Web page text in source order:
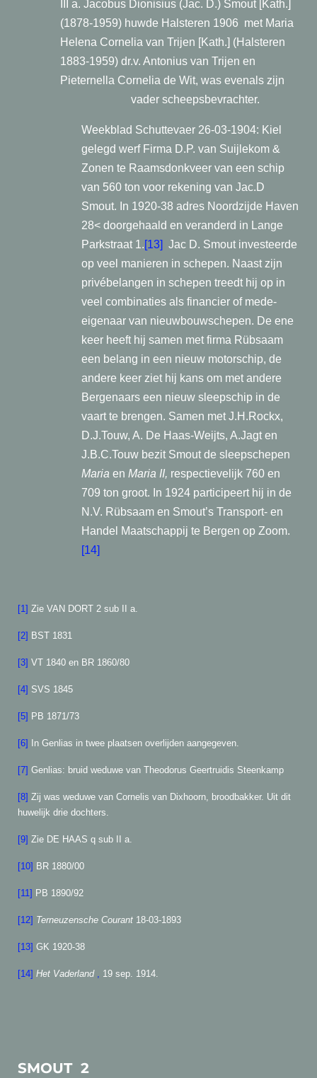
III a. Jacobus Dionisius (Jac. D.) Smout [Kath.]
(1878-1959) huwde Halsteren 1906 met Maria
Helena Cornelia van Trijen [Kath.] (Halsteren
1883-1959) dr.v. Antonius van Trijen en
Pieternella Cornelia de Wit, was evenals zijn
vader scheepsbevrachter.
Weekblad Schuttevaer 26-03-1904: Kiel
gelegd werf Firma D.P. van Suijlekom &
Zonen te Raamsdonkveer van een schip
van 560 ton voor rekening van Jac.D
Smout. In 1920-38 adres Noordzijde Haven
28< doorgehaald en veranderd in Lange
Parkstraat 1.[13] Jac D. Smout investeerde
op veel manieren in schepen. Naast zijn
privébelangen in schepen treedt hij op in
veel combinaties als financier of mede-
eigenaar van nieuwbouwschepen. De ene
keer heeft hij samen met firma Rübsaam
een belang in een nieuw motorschip, de
andere keer ziet hij kans om met andere
Bergenaars een nieuw sleepschip in de
vaart te brengen. Samen met J.H.Rockx,
D.J.Touw, A. De Haas-Weijts, A.Jagt en
J.B.C.Touw bezit Smout de sleepschepen
Maria en Maria II, respectievelijk 760 en
709 ton groot. In 1924 participeert hij in de
N.V. Rübsaam en Smout’s Transport- en
Handel Maatschappij te Bergen op Zoom.
[14]
[1] Zie VAN DORT 2 sub II a.
[2] BST 1831
[3] VT 1840 en BR 1860/80
[4] SVS 1845
[5] PB 1871/73
[6] In Genlias in twee plaatsen overlijden aangegeven.
[7] Genlias: bruid weduwe van Theodorus Geertruidis Steenkamp
[8] Zij was weduwe van Cornelis van Dixhoorn, broodbakker. Uit dit
huwelijk drie dochters.
[9] Zie DE HAAS q sub II a.
[10] BR 1880/00
[11] PB 1890/92
[12] Terneuzensche Courant 18-03-1893
[13] GK 1920-38
[14] Het Vaderland , 19 sep. 1914.
SMOUT 2